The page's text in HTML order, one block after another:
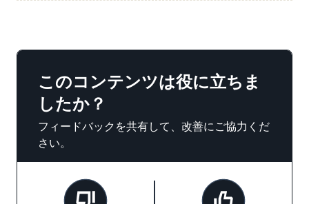
このコンテンツは役に立ちま
したか？
フィードバックを共有して、改善にご協力くだ
さい。